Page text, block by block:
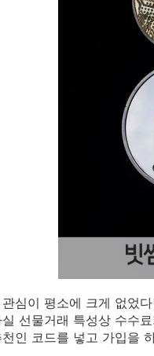
심이 평소에 크게 없었
선물거래 특성상 수수
인 코드를 넣고 가입을